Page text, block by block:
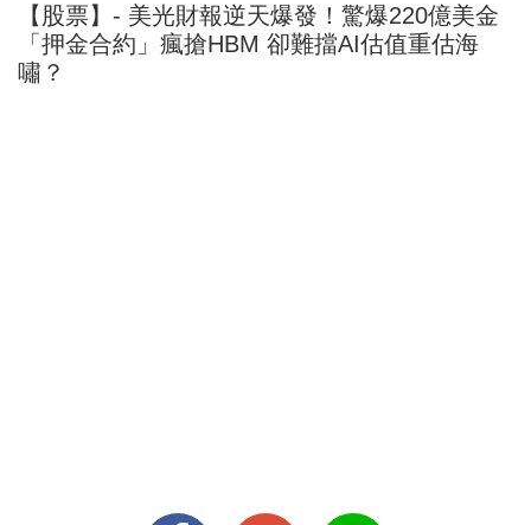
【股票】- 美光財報逆天爆發！驚爆220億美金
「押金合約」瘋搶HBM 卻難擋AI估值重估海
嘯？